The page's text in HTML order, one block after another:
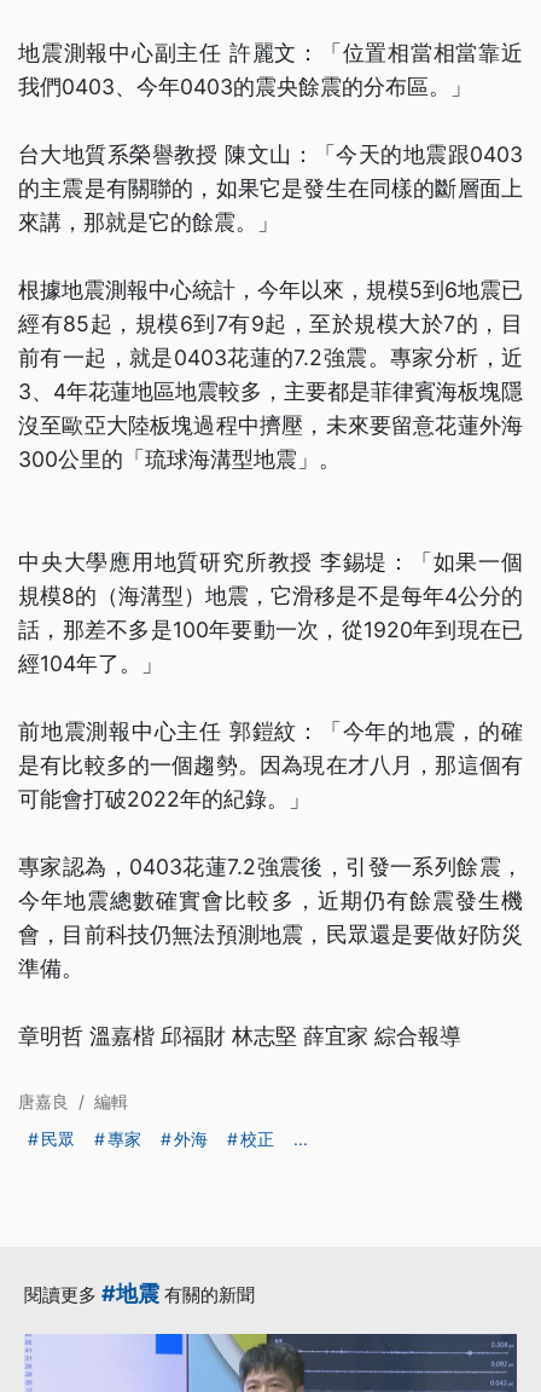
地震測報中心副主任 許麗文：「位置相當相當靠近
我們0403、今年0403的震央餘震的分布區。」
台大地質系榮譽教授 陳文山：「今天的地震跟0403
的主震是有關聯的，如果它是發生在同樣的斷層面上
來講，那就是它的餘震。」
根據地震測報中心統計，今年以來，規模5到6地震已
經有85起，規模6到7有9起，至於規模大於7的，目
前有一起，就是0403花蓮的7.2強震。專家分析，近
3、4年花蓮地區地震較多，主要都是菲律賓海板塊隱
沒至歐亞大陸板塊過程中擠壓，未來要留意花蓮外海
300公里的「琉球海溝型地震」。
中央大學應用地質研究所教授 李錫堤：「如果一個
規模8的（海溝型）地震，它滑移是不是每年4公分的
話，那差不多是100年要動一次，從1920年到現在已
經104年了。」
前地震測報中心主任 郭鎧紋：「今年的地震，的確
是有比較多的一個趨勢。因為現在才八月，那這個有
可能會打破2022年的紀錄。」
專家認為，0403花蓮7.2強震後，引發一系列餘震，
今年地震總數確實會比較多，近期仍有餘震發生機
會，目前科技仍無法預測地震，民眾還是要做好防災
準備。
章明哲 溫嘉楷 邱福財 林志堅 薛宜家 綜合報導
唐嘉良 / 編輯
民眾
專家 外海 校正 ...
閱讀更多 #地震 有關的新聞